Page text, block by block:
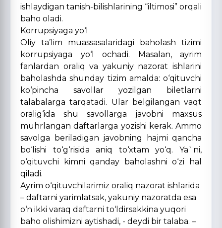
ishlaydigan tanish-bilishlarining “iltimosi” orqali
baho oladi.
Korrupsiyaga yo‘l
Oliy ta’lim muassasalaridagi baholash tizimi
korrupsiyaga yo‘l ochadi. Masalan, ayrim
fanlardan oraliq va yakuniy nazorat ishlarini
baholashda shunday tizim amalda: o‘qituvchi
ko‘pincha savollar yozilgan biletlarni
talabalarga tarqatadi. Ular belgilangan vaqt
oralig‘ida shu savollarga javobni maxsus
muhrlangan daftarlarga yozishi kerak. Ammo
savolga beriladigan javobning hajmi qancha
bo‘lishi to‘g‘risida aniq to‘xtam yo‘q. Ya`ni,
o‘qituvchi kimni qanday baholashni o‘zi hal
qiladi.
Ayrim o‘qituvchilarimiz oraliq nazorat ishlarida
– daftarni yarimlatsak, yakuniy nazoratda esa
o‘n ikki varaq daftarni to‘ldirsakkina yuqori
baho olishimizni aytishadi, - deydi bir talaba. –